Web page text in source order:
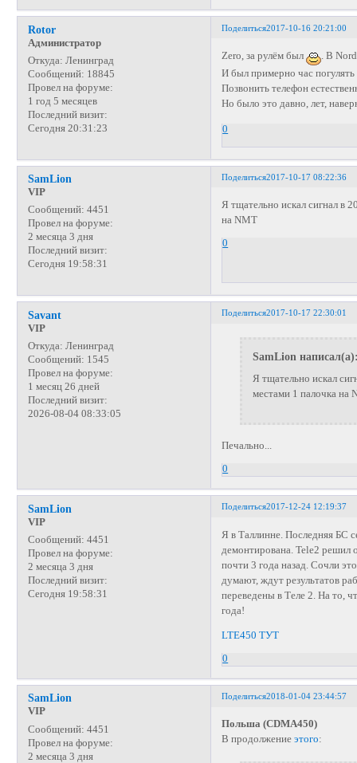
Поделиться2017-10-16 20:21:00
Rotor
Администратор
Откуда: Ленинград
Сообщений: 18845
Провел на форуме:
1 год 5 месяцев
Последний визит:
Сегодня 20:31:23
Zero, за рулём был
. В
И был примерно час
Позвонить телефон
Но было это давно, лет,
0
Поделиться2017-10-17 08:22:36
SamLion
VIP
Сообщений: 4451
Провел на форуме:
2 месяца 3 дня
Последний визит:
Сегодня 19:58:31
Я тщательно искал сигнал в
на NMT
0
Поделиться2017-10-17 22:30:01
Savant
VIP
Откуда: Ленинград
Сообщений: 1545
Провел на форуме:
1 месяц 26 дней
Последний визит:
2026-08-04 08:33:05
SamLion
Я тщательно искал
местами 1 палочка на
Печально...
0
Поделиться2017-12-24 12:19:37
SamLion
VIP
Сообщений: 4451
Провел на форуме:
2 месяца 3 дня
Последний визит:
Сегодня 19:58:31
Я в Таллинне. Последняя БС
демонтирована. Tele2 решил
почти 3 года назад. Сочли
думают, ждут результатов
переведены в Теле 2. На то,
года!
LTE450 ТУТ
0
Поделиться2018-01-04 23:44:57
SamLion
VIP
Сообщений: 4451
Провел на форуме:
2 месяца 3 дня
Польша (CDMA450)
В продолжениеэтого: